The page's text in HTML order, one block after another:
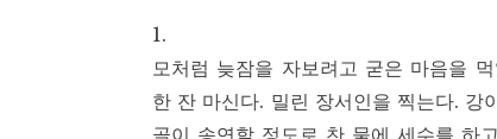
1.
모처럼 늦잠을 자보려고 굳은 마음을
한 잔 마신다. 밀린 장서인을 찍는다. 강